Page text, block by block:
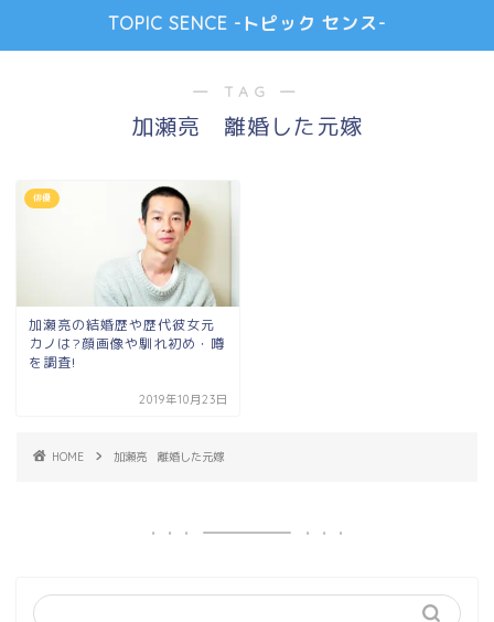
TOPIC SENCE -トピック センス-
― TAG ―
加瀬亮 離婚した元嫁
俳優
加瀬亮の結婚歴や歴代彼女元
カノは?顔画像や馴れ初め・噂
を調査!
2019年10月23日
HOME 加瀬亮 離婚した元嫁